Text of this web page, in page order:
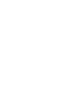
verlaat - U
e-mail
via LinkedIn - U